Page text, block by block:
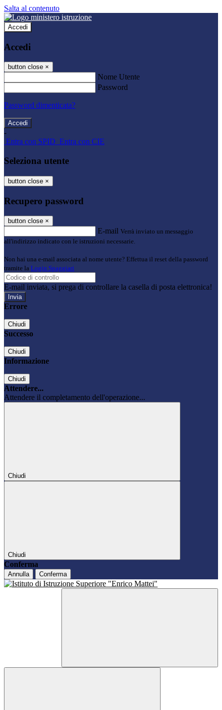
Salta al contenuto
Accedi
Accedi
button close ×
Nome Utente
Password
Password dimenticata?
-
Entra con SPID Entra con CIE
Seleziona utente
button close ×
Recupero password
button close ×
E-mail Verrà inviato un messaggio
all'indirizzo indicato con le istruzioni necessarie.
Non hai una e-mail associata al nome utente? Effettua il reset della password
tramite la Login Spaggiari
E-mail inviata, si prega di controllare la casella di posta elettronica!
Errore
Chiudi
Successo
Chiudi
Informazione
Chiudi
Attendere...
Attendere il completamento dell'operazione...
Chiudi
Chiudi
Conferma
Annulla Conferma